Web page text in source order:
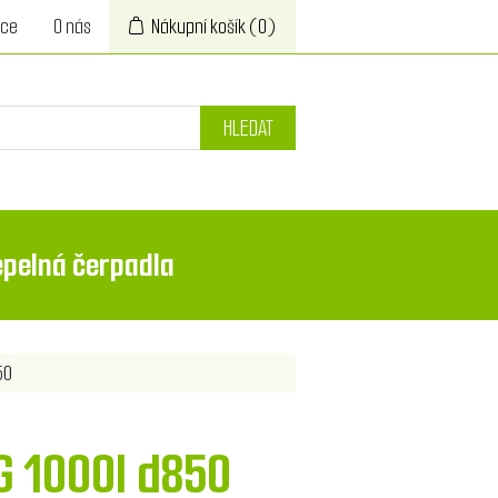
O nás Nákupní košík(0)
HLEDAT
čerpadla
1000l d850